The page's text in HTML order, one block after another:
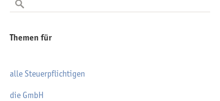
Themen für
alle Steuerpflichtigen
die GmbH